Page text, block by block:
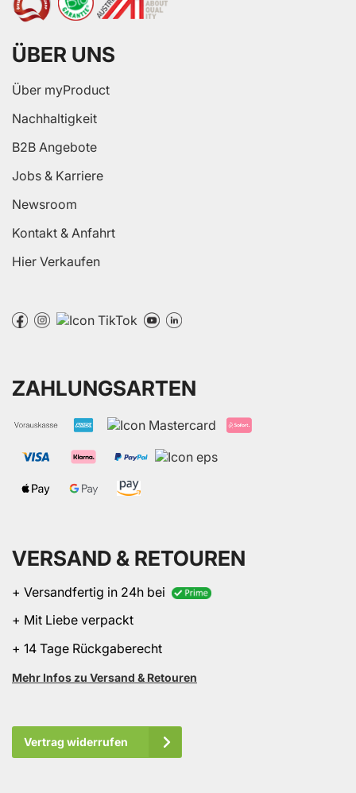
ÜBER UNS
Über myProduct
Nachhaltigkeit
B2B Angebote
Jobs & Karriere
Newsroom
Kontakt & Anfahrt
Hier Verkaufen
ZAHLUNGSARTEN
VERSAND & RETOUREN
+ Versandfertig in 24h bei
+ Mit Liebe verpackt
+ 14 Tage Rückgaberecht
Mehr Infos zu Versand & Retouren
Vertrag widerrufen